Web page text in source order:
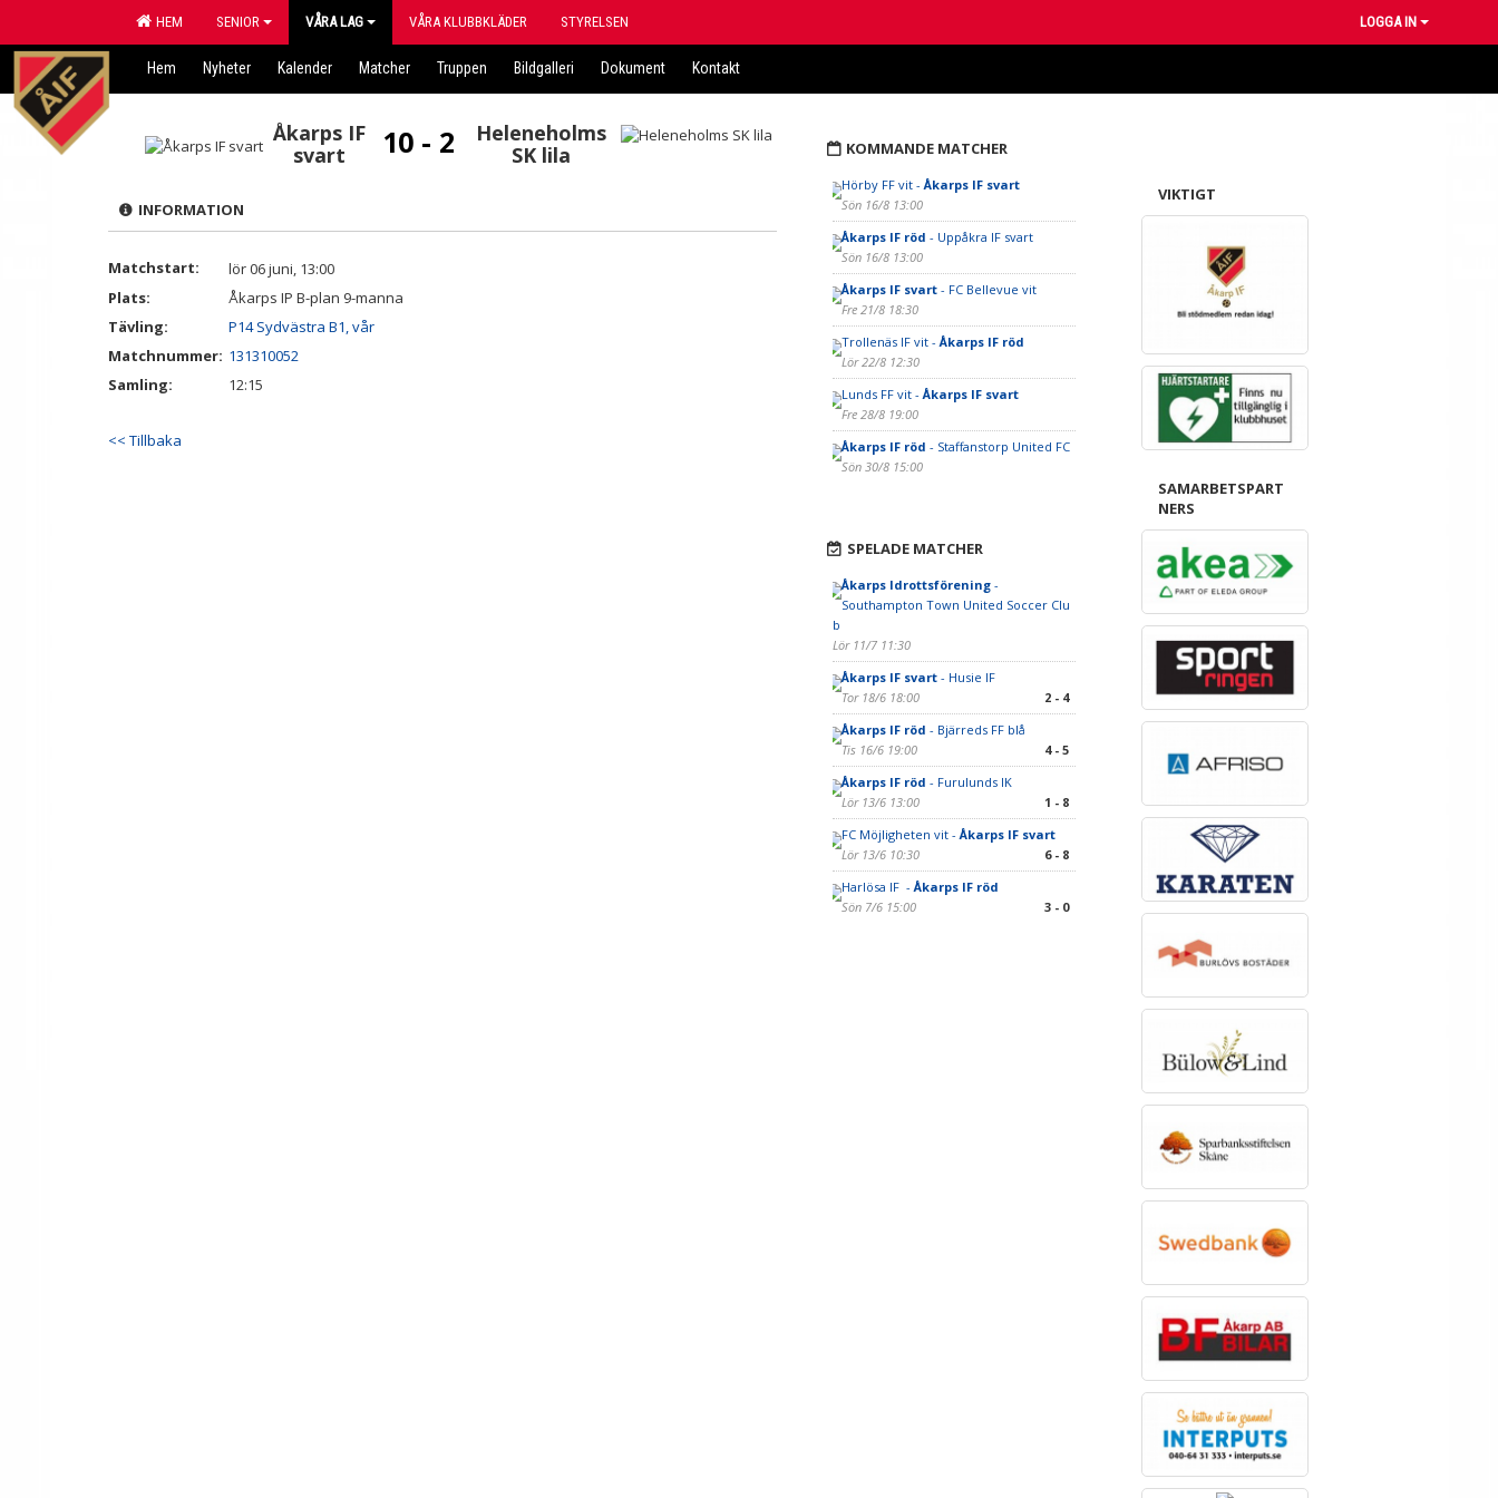
HEM SENIOR VÅRA LAG VÅRA KLUBBKLÄDER STYRELSEN LOGGA IN
Hem Nyheter Kalender Matcher Truppen Bildgalleri Dokument Kontakt
Åkarps IF
svart
10 - 2
Heleneholms
SK lila
INFORMATION
Matchstart:
lör 06 juni, 13:00
Plats:
Åkarps IP B-plan 9-manna
Tävling:
P14 Sydvästra B1, vår
Matchnummer: 131310052
Samling:
12:15
<< Tillbaka
KOMMANDE MATCHER
Hörby FF vit -Åkarps IF svart
Sön 16/8 13:00
Åkarps IF röd - Uppåkra IF svart
Sön 16/8 13:00
Åkarps IF svart- FC Bellevue vit
Fre 21/8 18:30
Trollenäs IF vit -Åkarps IF röd
Lör 22/8 12:30
Lunds FF vit -Åkarps IF svart
Fre 28/8 19:00
Åkarps IF röd - Staffanstorp United FC
Sön 30/8 15:00
SPELADE MATCHER
Åkarps Idrottsförening-
Southampton Town United Soccer Clu
b
Lör 11/7 11:30
Åkarps IF svart- Husie IF
Tor 18/6 18:00
2 - 4
Åkarps IF röd - Bjärreds FF blå
Tis 16/6 19:00
4 - 5
Åkarps IF röd - Furulunds IK
Lör 13/6 13:00
1 - 8
FC Möjligheten vit -Åkarps IF svart
Lör 13/6 10:30
6 - 8
Harlösa IF -Åkarps IF röd
Sön 7/6 15:00
3 - 0
VIKTIGT
SAMARBETSPART
NERS